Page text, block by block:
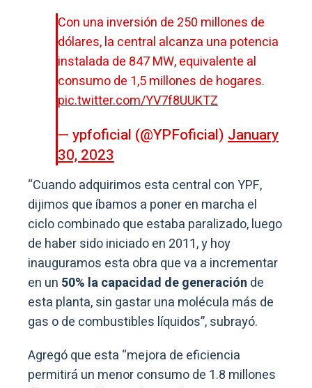
Con una inversión de 250 millones de
dólares, la central alcanza una potencia
instalada de 847 MW, equivalente al
consumo de 1,5 millones de hogares.
pic.twitter.com/YV7f8UUKTZ
— ypfoficial (@YPFoficial)January
30, 2023
“Cuando adquirimos esta central con YPF,
dijimos que íbamos a poner en marcha el
ciclo combinado que estaba paralizado, luego
de haber sido iniciado en 2011, y hoy
inauguramos esta obra que va a incrementar
en un 50% la capacidad de generación de
esta planta, sin gastar una molécula más de
gas o de combustibles líquidos”, subrayó.
Agregó que esta “mejora de eficiencia
permitirá un menor consumo de 1.8 millones